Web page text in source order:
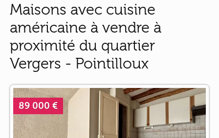
Maisons avec cuisine
américaine à vendre à
proximité du quartier
Vergers - Pointilloux
89 000 €